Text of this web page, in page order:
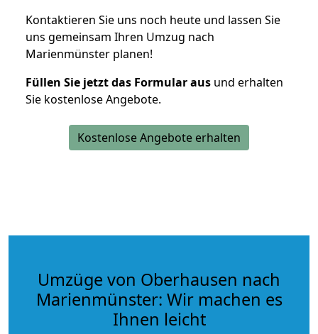
Kontaktieren Sie uns noch heute und lassen Sie
uns gemeinsam Ihren Umzug nach
Marienmünster planen!
Füllen Sie jetzt das Formular aus und erhalten
Sie kostenlose Angebote.
Kostenlose Angebote erhalten
Umzüge von Oberhausen nach
Marienmünster: Wir machen es
Ihnen leicht